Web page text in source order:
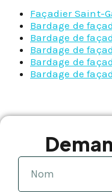
Façadier Saint-
Bardage de
Bardage de
Bardage de
Bardage de
Bardage de